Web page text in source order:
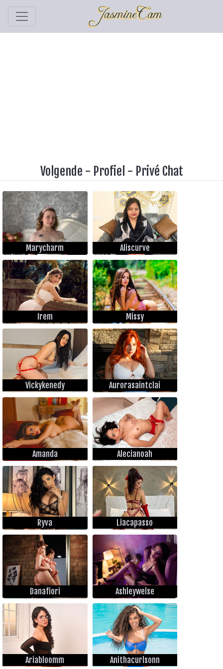
Volgende - Profiel - Privé Chat
Marycharm Aliscurve
Irem Missy
Vickykenedy Aurorasaintclai
Amanda Alecianoah
Ryva Liacapasso
Danafiori Ashleywelse
Ariabloomm Anithacurlsonn